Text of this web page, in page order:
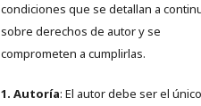
condiciones que se detallan a
sobre derechos de autor y se
comprometen a cumplirlas.
1. Autoría: El autor debe ser el único